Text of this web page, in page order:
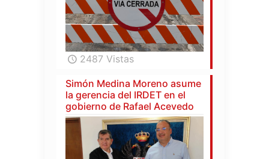
2487 Vistas
Simón Medina Moreno asume
la gerencia del IRDET en el
gobierno de Rafael Acevedo